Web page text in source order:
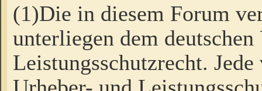
(1)Die in diesem Forum
unterliegen dem
Leistungsschutzrecht.